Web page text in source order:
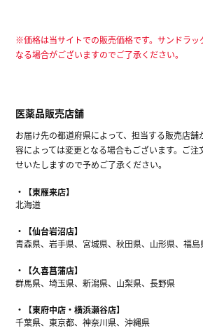
※価格は当サイトでの販売価格です。サンドラッ
なる場合がございますのでご了承ください。
医薬品販売店舗
お届け先の都道府県によって、担当する販売店舗
容によっては変更となる場合もございます。ご注
せいたしますので予めご了承ください。
【東雁来店】
北海道
【仙台岩沼店】
青森県、岩手県、宮城県、秋田県、山形県、福
【久喜菖蒲店】
群馬県、埼玉県、新潟県、山梨県、長野県
【東府中店・横浜瀬谷店】
千葉県、東京都、神奈川県、沖縄県